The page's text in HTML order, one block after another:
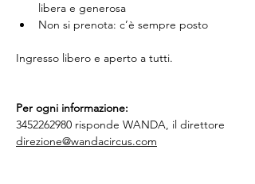
libera e generosa
Non si prenota: c’è sempre posto
Ingresso libero e aperto a tutti.
Per ogni informazione:
3452262980 risponde WANDA, il direttore
direzione@wandacircus.com